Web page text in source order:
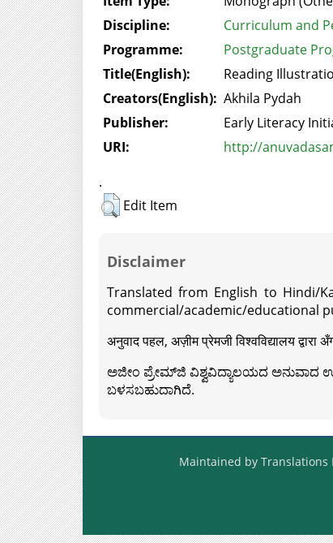
Discipline:
Curriculum and
Programme:
Postgraduate
Title(English):
Reading
Creators(English): Akhila Pydah
Publisher:
Early Literacy
URI:
http://
.
Edit Item
Disclaimer
Translated from English to Hindi/
commercial/academic/educational
अनुवाद पहल, अज़ीम प्रेमजी विश्वविद्यालय
ಅಜೀಂ ಪ್ರೇಮ್‍ಜಿ ವಿಶ್ವವಿದ್ಯಾಲಯದ ಅನುವಾದ
ಬಳಸಬಹುದಾಗಿದೆ.
Maintained by Translations